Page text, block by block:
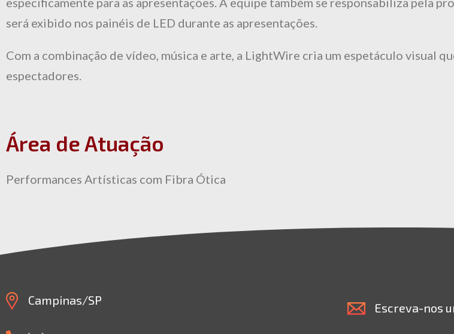
será exibido nos painéis de LED durante as apresentações.
Com a combinação de vídeo, música e arte, a LightWire cria um espetáculo visual
espectadores.
Área de Atuação
Performances Artísticas com Fibra Ótica
Campinas/SP
Escreva-nos